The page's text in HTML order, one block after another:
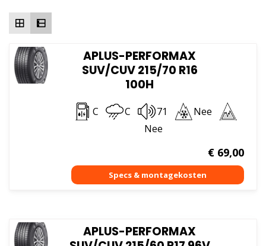
APLUS-PERFORMAX
SUV/CUV 215/70 R16
100H
C C 71
Nee
Nee
€69,00
APLUS-PERFORMAX